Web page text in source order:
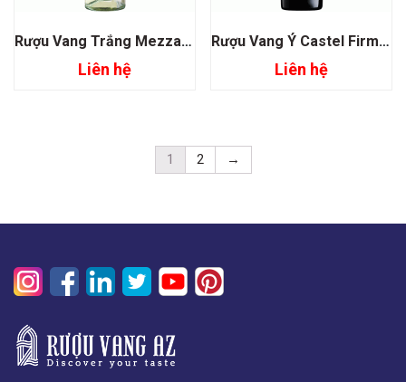
Rượu Vang Trắng Mezzacorona Sauvignon Blanc
Liên hệ
Rượu Vang Ý Castel Firmian Nerofino
Liên hệ
1 2 →